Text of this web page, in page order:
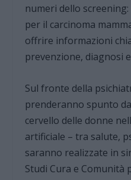
numeri dello
per il carcinoma
offrire informazioni
prevenzione, diagnosi
Sul fronte della
prenderanno spunto
cervello delle donne
artificiale – tra salute,
saranno realizzate in
Studi Cura e Comunità